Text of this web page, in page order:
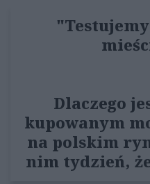
Dlaczego
kupowanym
na polskim
nim tydzień,